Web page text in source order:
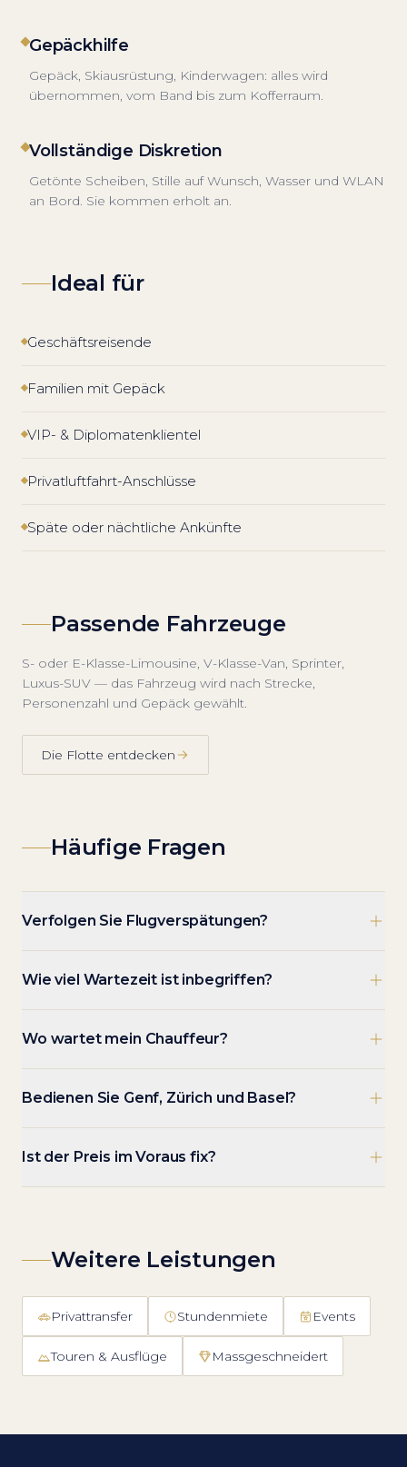
Gepäckhilfe
Gepäck, Skiausrüstung, Kinderwagen: alles wird
übernommen, vom Band bis zum Kofferraum.
Vollständige Diskretion
Getönte Scheiben, Stille auf Wunsch, Wasser und WLAN
an Bord. Sie kommen erholt an.
Ideal für
Geschäftsreisende
Familien mit Gepäck
VIP- & Diplomatenklientel
Privatluftfahrt-Anschlüsse
Späte oder nächtliche Ankünfte
Passende Fahrzeuge
S- oder E-Klasse-Limousine, V-Klasse-Van, Sprinter,
Luxus-SUV — das Fahrzeug wird nach Strecke,
Personenzahl und Gepäck gewählt.
Die Flotte entdecken
Häufige Fragen
Verfolgen Sie Flugverspätungen?
Wie viel Wartezeit ist inbegriffen?
Wo wartet mein Chauffeur?
Bedienen Sie Genf, Zürich und Basel?
Ist der Preis im Voraus fix?
Weitere Leistungen
Privattransfer Stundenmiete Events
Touren & Ausflüge Massgeschneidert